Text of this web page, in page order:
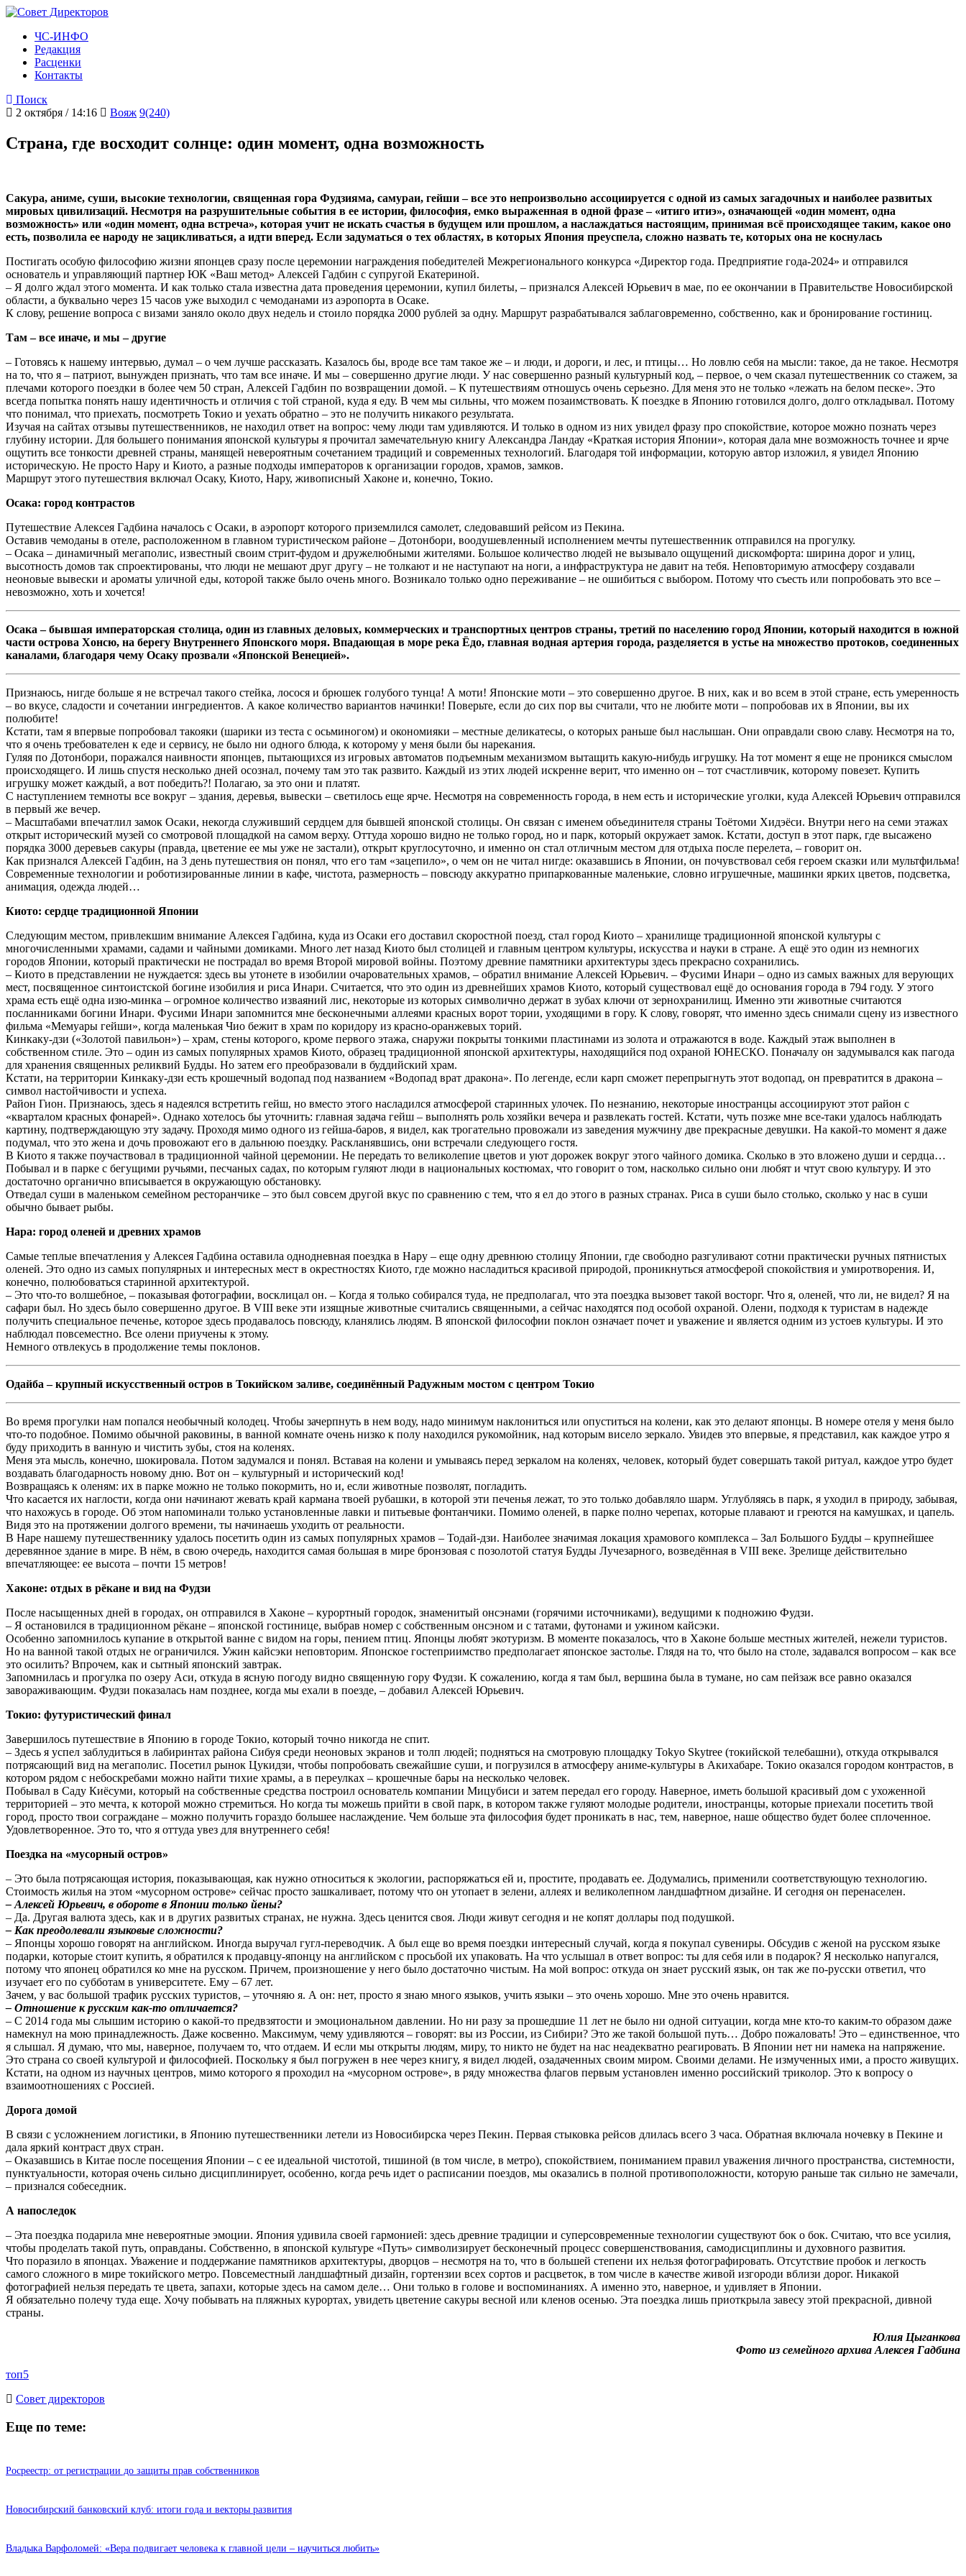
ЧС-ИНФО
Редакция
Расценки
Контакты
Поиск
2 октября / 14:16
Вояж 9(240)
Страна, где восходит солнце: один момент, одна возможность
Сакура, аниме, суши, высокие технологии, священная гора Фудзияма, самураи, гейши – все это непроизвольно ассоциируется с одной из самых загадочных и наиболее развитых
мировых цивилизаций. Несмотря на разрушительные события в ее истории, философия, емко выраженная в одной фразе – «итиго итиэ», означающей «один момент, одна
возможность» или «один момент, одна встреча», которая учит не искать счастья в будущем или прошлом, а наслаждаться настоящим, принимая всё происходящее таким, какое оно
есть, позволила ее народу не зацикливаться, а идти вперед. Если задуматься о тех областях, в которых Япония преуспела, сложно назвать те, которых она не коснулась
Постигать особую философию жизни японцев сразу после церемонии награждения победителей Межрегионального конкурса «Директор года. Предприятие года-2024» и отправился
основатель и управляющий партнер ЮК «Ваш метод» Алексей Гадбин с супругой Екатериной.
– Я долго ждал этого момента. И как только стала известна дата проведения церемонии, купил билеты, – признался Алексей Юрьевич в мае, по ее окончании в Правительстве Новосибирской
области, а буквально через 15 часов уже выходил с чемоданами из аэропорта в Осаке.
К слову, решение вопроса с визами заняло около двух недель и стоило порядка 2000 рублей за одну. Маршрут разрабатывался заблаговременно, собственно, как и бронирование гостиниц.
Там – все иначе, и мы – другие
– Готовясь к нашему интервью, думал – о чем лучше рассказать. Казалось бы, вроде все там такое же – и люди, и дороги, и лес, и птицы… Но ловлю себя на мысли: такое, да не такое. Несмотря
на то, что я – патриот, вынужден признать, что там все иначе. И мы – совершенно другие люди. У нас совершенно разный культурный код, – первое, о чем сказал путешественник со стажем, за
плечами которого поездки в более чем 50 стран, Алексей Гадбин по возвращении домой. – К путешествиям отношусь очень серьезно. Для меня это не только «лежать на белом песке». Это
всегда попытка понять нашу идентичность и отличия с той страной, куда я еду. В чем мы сильны, что можем позаимствовать. К поездке в Японию готовился долго, долго откладывал. Потому
что понимал, что приехать, посмотреть Токио и уехать обратно – это не получить никакого результата.
Изучая на сайтах отзывы путешественников, не находил ответ на вопрос: чему люди там удивляются. И только в одном из них увидел фразу про спокойствие, которое можно познать через
глубину истории. Для большего понимания японской культуры я прочитал замечательную книгу Александра Ландау «Краткая история Японии», которая дала мне возможность точнее и ярче
ощутить все тонкости древней страны, манящей невероятным сочетанием традиций и современных технологий. Благодаря той информации, которую автор изложил, я увидел Японию
историческую. Не просто Нару и Киото, а разные подходы императоров к организации городов, храмов, замков.
Маршрут этого путешествия включал Осаку, Киото, Нару, живописный Хаконе и, конечно, Токио.
Осака: город контрастов
Путешествие Алексея Гадбина началось с Осаки, в аэропорт которого приземлился самолет, следовавший рейсом из Пекина.
Оставив чемоданы в отеле, расположенном в главном туристическом районе – Дотонбори, воодушевленный исполнением мечты путешественник отправился на прогулку.
– Осака – динамичный мегаполис, известный своим стрит-фудом и дружелюбными жителями. Большое количество людей не вызывало ощущений дискомфорта: ширина дорог и улиц,
высотность домов так спроектированы, что люди не мешают друг другу – не толкают и не наступают на ноги, а инфраструктура не давит на тебя. Неповторимую атмосферу создавали
неоновые вывески и ароматы уличной еды, которой также было очень много. Возникало только одно переживание – не ошибиться с выбором. Потому что съесть или попробовать это все –
невозможно, хоть и хочется!
Осака – бывшая императорская столица, один из главных деловых, коммерческих и транспортных центров страны, третий по населению город Японии, который находится в южной
части острова Хонсю, на берегу Внутреннего Японского моря. Впадающая в море река Ёдо, главная водная артерия города, разделяется в устье на множество протоков, соединенных
каналами, благодаря чему Осаку прозвали «Японской Венецией».
Признаюсь, нигде больше я не встречал такого стейка, лосося и брюшек голубого тунца! А моти! Японские моти – это совершенно другое. В них, как и во всем в этой стране, есть умеренность
– во вкусе, сладости и сочетании ингредиентов. А какое количество вариантов начинки! Поверьте, если до сих пор вы считали, что не любите моти – попробовав их в Японии, вы их
полюбите!
Кстати, там я впервые попробовал такояки (шарики из теста с осьминогом) и окономияки – местные деликатесы, о которых раньше был наслышан. Они оправдали свою славу. Несмотря на то,
что я очень требователен к еде и сервису, не было ни одного блюда, к которому у меня были бы нарекания.
Гуляя по Дотонбори, поражался наивности японцев, пытающихся из игровых автоматов подъемным механизмом вытащить какую-нибудь игрушку. На тот момент я еще не проникся смыслом
происходящего. И лишь спустя несколько дней осознал, почему там это так развито. Каждый из этих людей искренне верит, что именно он – тот счастливчик, которому повезет. Купить
игрушку может каждый, а вот победить?! Полагаю, за это они и платят.
С наступлением темноты все вокруг – здания, деревья, вывески – светилось еще ярче. Несмотря на современность города, в нем есть и исторические уголки, куда Алексей Юрьевич отправился
в первый же вечер.
– Масштабами впечатлил замок Осаки, некогда служивший сердцем для бывшей японской столицы. Он связан с именем объединителя страны Тоётоми Хидэёси. Внутри него на семи этажах
открыт исторический музей со смотровой площадкой на самом верху. Оттуда хорошо видно не только город, но и парк, который окружает замок. Кстати, доступ в этот парк, где высажено
порядка 3000 деревьев сакуры (правда, цветение ее мы уже не застали), открыт круглосуточно, и именно он стал отличным местом для отдыха после перелета, – говорит он.
Как признался Алексей Гадбин, на 3 день путешествия он понял, что его там «зацепило», о чем он не читал нигде: оказавшись в Японии, он почувствовал себя героем сказки или мультфильма!
Современные технологии и роботизированные линии в кафе, чистота, размерность – повсюду аккуратно припаркованные маленькие, словно игрушечные, машинки ярких цветов, подсветка,
анимация, одежда людей…
Киото: сердце традиционной Японии
Следующим местом, привлекшим внимание Алексея Гадбина, куда из Осаки его доставил скоростной поезд, стал город Киото – хранилище традиционной японской культуры с
многочисленными храмами, садами и чайными домиками. Много лет назад Киото был столицей и главным центром культуры, искусства и науки в стране. А ещё это один из немногих
городов Японии, который практически не пострадал во время Второй мировой войны. Поэтому древние памятники архитектуры здесь прекрасно сохранились.
– Киото в представлении не нуждается: здесь вы утонете в изобилии очаровательных храмов, – обратил внимание Алексей Юрьевич. – Фусими Инари – одно из самых важных для верующих
мест, посвященное синтоистской богине изобилия и риса Инари. Считается, что это один из древнейших храмов Киото, который существовал ещё до основания города в 794 году. У этого
храма есть ещё одна изю-минка – огромное количество изваяний лис, некоторые из которых символично держат в зубах ключи от зернохранилищ. Именно эти животные считаются
посланниками богини Инари. Фусими Инари запомнится мне бесконечными аллеями красных ворот тории, уходящими в гору. К слову, говорят, что именно здесь снимали сцену из известного
фильма «Мемуары гейши», когда маленькая Чио бежит в храм по коридору из красно-оранжевых торий.
Кинкаку-дзи («Золотой павильон») – храм, стены которого, кроме первого этажа, снаружи покрыты тонкими пластинами из золота и отражаются в воде. Каждый этаж выполнен в
собственном стиле. Это – один из самых популярных храмов Киото, образец традиционной японской архитектуры, находящийся под охраной ЮНЕСКО. Поначалу он задумывался как пагода
для хранения священных реликвий Будды. Но затем его преобразовали в буддийский храм.
Кстати, на территории Кинкаку-дзи есть крошечный водопад под названием «Водопад врат дракона». По легенде, если карп сможет перепрыгнуть этот водопад, он превратится в дракона –
символ настойчивости и успеха.
Район Гион. Признаюсь, здесь я надеялся встретить гейш, но вместо этого насладился атмосферой старинных улочек. По незнанию, некоторые иностранцы ассоциируют этот район с
«кварталом красных фонарей». Однако хотелось бы уточнить: главная задача гейш – выполнять роль хозяйки вечера и развлекать гостей. Кстати, чуть позже мне все-таки удалось наблюдать
картину, подтверждающую эту задачу. Проходя мимо одного из гейша-баров, я видел, как трогательно провожали из заведения мужчину две прекрасные девушки. На какой-то момент я даже
подумал, что это жена и дочь провожают его в дальнюю поездку. Раскланявшись, они встречали следующего гостя.
В Киото я также поучаствовал в традиционной чайной церемонии. Не передать то великолепие цветов и уют дорожек вокруг этого чайного домика. Сколько в это вложено души и сердца…
Побывал и в парке с бегущими ручьями, песчаных садах, по которым гуляют люди в национальных костюмах, что говорит о том, насколько сильно они любят и чтут свою культуру. И это
достаточно органично вписывается в окружающую обстановку.
Отведал суши в маленьком семейном ресторанчике – это был совсем другой вкус по сравнению с тем, что я ел до этого в разных странах. Риса в суши было столько, сколько у нас в суши
обычно бывает рыбы.
Нара: город оленей и древних храмов
Самые теплые впечатления у Алексея Гадбина оставила однодневная поездка в Нару – еще одну древнюю столицу Японии, где свободно разгуливают сотни практически ручных пятнистых
оленей. Это одно из самых популярных и интересных мест в окрестностях Киото, где можно насладиться красивой природой, проникнуться атмосферой спокойствия и умиротворения. И,
конечно, полюбоваться старинной архитектурой.
– Это что-то волшебное, – показывая фотографии, восклицал он. – Когда я только собирался туда, не предполагал, что эта поездка вызовет такой восторг. Что я, оленей, что ли, не видел? Я на
сафари был. Но здесь было совершенно другое. В VIII веке эти изящные животные считались священными, а сейчас находятся под особой охраной. Олени, подходя к туристам в надежде
получить специальное печенье, которое здесь продавалось повсюду, кланялись людям. В японской философии поклон означает почет и уважение и является одним из устоев культуры. И это
наблюдал повсеместно. Все олени приучены к этому.
Немного отвлекусь в продолжение темы поклонов.
Одайба – крупный искусственный остров в Токийском заливе, соединённый Радужным мостом с центром Токио
Во время прогулки нам попался необычный колодец. Чтобы зачерпнуть в нем воду, надо минимум наклониться или опуститься на колени, как это делают японцы. В номере отеля у меня было
что-то подобное. Помимо обычной раковины, в ванной комнате очень низко к полу находился рукомойник, над которым висело зеркало. Увидев это впервые, я представил, как каждое утро я
буду приходить в ванную и чистить зубы, стоя на коленях.
Меня эта мысль, конечно, шокировала. Потом задумался и понял. Вставая на колени и умываясь перед зеркалом на коленях, человек, который будет совершать такой ритуал, каждое утро будет
воздавать благодарность новому дню. Вот он – культурный и исторический код!
Возвращаясь к оленям: их в парке можно не только покормить, но и, если животные позволят, погладить.
Что касается их наглости, когда они начинают жевать край кармана твоей рубашки, в которой эти печенья лежат, то это только добавляло шарм. Углубляясь в парк, я уходил в природу, забывая,
что нахожусь в городе. Об этом напоминали только установленные лавки и питьевые фонтанчики. Помимо оленей, в парке полно черепах, которые плавают и греются на камушках, и цапель.
Видя это на протяжении долгого времени, ты начинаешь уходить от реальности.
В Наре нашему путешественнику удалось посетить один из самых популярных храмов – Тодай-дзи. Наиболее значимая локация храмового комплекса – Зал Большого Будды – крупнейшее
деревянное здание в мире. В нём, в свою очередь, находится самая большая в мире бронзовая с позолотой статуя Будды Лучезарного, возведённая в VIII веке. Зрелище действительно
впечатляющее: ее высота – почти 15 метров!
Хаконе: отдых в рёкане и вид на Фудзи
После насыщенных дней в городах, он отправился в Хаконе – курортный городок, знаменитый онсэнами (горячими источниками), ведущими к подножию Фудзи.
– Я остановился в традиционном рёкане – японской гостинице, выбрав номер с собственным онсэном и с татами, футонами и ужином кайсэки.
Особенно запомнилось купание в открытой ванне с видом на горы, пением птиц. Японцы любят экотуризм. В моменте показалось, что в Хаконе больше местных жителей, нежели туристов.
Но на ванной такой отдых не ограничился. Ужин кайсэки неповторим. Японское гостеприимство предполагает японское застолье. Глядя на то, что было на столе, задавался вопросом – как все
это осилить? Впрочем, как и сытный японский завтрак.
Запомнилась и прогулка по озеру Аси, откуда в ясную погоду видно священную гору Фудзи. К сожалению, когда я там был, вершина была в тумане, но сам пейзаж все равно оказался
завораживающим. Фудзи показалась нам позднее, когда мы ехали в поезде, – добавил Алексей Юрьевич.
Токио: футуристический финал
Завершилось путешествие в Японию в городе Токио, который точно никогда не спит.
– Здесь я успел заблудиться в лабиринтах района Сибуя среди неоновых экранов и толп людей; подняться на смотровую площадку Tokyo Skytree (токийской телебашни), откуда открывался
потрясающий вид на мегаполис. Посетил рынок Цукидзи, чтобы попробовать свежайшие суши, и погрузился в атмосферу аниме-культуры в Акихабаре. Токио оказался городом контрастов, в
котором рядом с небоскребами можно найти тихие храмы, а в переулках – крошечные бары на несколько человек.
Побывал в Саду Киёсуми, который на собственные средства построил основатель компании Мицубиси и затем передал его городу. Наверное, иметь большой красивый дом с ухоженной
территорией – это мечта, к которой можно стремиться. Но когда ты можешь прийти в свой парк, в котором также гуляют молодые родители, иностранцы, которые приехали посетить твой
город, просто твои сограждане – можно получить гораздо большее наслаждение. Чем больше эта философия будет проникать в нас, тем, наверное, наше общество будет более сплоченное.
Удовлетворенное. Это то, что я оттуда увез для внутреннего себя!
Поездка на «мусорный остров»
– Это была потрясающая история, показывающая, как нужно относиться к экологии, распоряжаться ей и, простите, продавать ее. Додумались, применили соответствующую технологию.
Стоимость жилья на этом «мусорном острове» сейчас просто зашкаливает, потому что он утопает в зелени, аллеях и великолепном ландшафтном дизайне. И сегодня он перенаселен.
– Алексей Юрьевич, в обороте в Японии только йены?
– Да. Другая валюта здесь, как и в других развитых странах, не нужна. Здесь ценится своя. Люди живут сегодня и не копят доллары под подушкой.
– Как преодолевали языковые сложности?
– Японцы хорошо говорят на английском. Иногда выручал гугл-переводчик. А был еще во время поездки интересный случай, когда я покупал сувениры. Обсудив с женой на русском языке
подарки, которые стоит купить, я обратился к продавцу-японцу на английском с просьбой их упаковать. На что услышал в ответ вопрос: ты для себя или в подарок? Я несколько напугался,
потому что японец обратился ко мне на русском. Причем, произношение у него было достаточно чистым. На мой вопрос: откуда он знает русский язык, он так же по-русски ответил, что
изучает его по субботам в университете. Ему – 67 лет.
Зачем, у вас большой трафик русских туристов, – уточняю я. А он: нет, просто я знаю много языков, учить языки – это очень хорошо. Мне это очень нравится.
– Отношение к русским как-то отличается?
– С 2014 года мы слышим историю о какой-то предвзятости и эмоциональном давлении. Но ни разу за прошедшие 11 лет не было ни одной ситуации, когда мне кто-то каким-то образом даже
намекнул на мою принадлежность. Даже косвенно. Максимум, чему удивляются – говорят: вы из России, из Сибири? Это же такой большой путь… Добро пожаловать! Это – единственное, что
я слышал. Я думаю, что мы, наверное, получаем то, что отдаем. И если мы открыты людям, миру, то никто не будет на нас неадекватно реагировать. В Японии нет ни намека на напряжение.
Это страна со своей культурой и философией. Поскольку я был погружен в нее через книгу, я видел людей, озадаченных своим миром. Своими делами. Не измученных ими, а просто живущих.
Кстати, на одном из научных центров, мимо которого я проходил на «мусорном острове», в ряду множества флагов первым установлен именно российский триколор. Это к вопросу о
взаимоотношениях с Россией.
Дорога домой
В связи с усложнением логистики, в Японию путешественники летели из Новосибирска через Пекин. Первая стыковка рейсов длилась всего 3 часа. Обратная включала ночевку в Пекине и
дала яркий контраст двух стран.
– Оказавшись в Китае после посещения Японии – с ее идеальной чистотой, тишиной (в том числе, в метро), спокойствием, пониманием правил уважения личного пространства, системности,
пунктуальности, которая очень сильно дисциплинирует, особенно, когда речь идет о расписании поездов, мы оказались в полной противоположности, которую раньше так сильно не замечали,
– признался собеседник.
А напоследок
– Эта поездка подарила мне невероятные эмоции. Япония удивила своей гармонией: здесь древние традиции и суперсовременные технологии существуют бок о бок. Считаю, что все усилия,
чтобы проделать такой путь, оправданы. Собственно, в японской культуре «Путь» символизирует бесконечный процесс совершенствования, самодисциплины и духовного развития.
Что поразило в японцах. Уважение и поддержание памятников архитектуры, дворцов – несмотря на то, что в большей степени их нельзя фотографировать. Отсутствие пробок и легкость
самого сложного в мире токийского метро. Повсеместный ландшафтный дизайн, гортензии всех сортов и расцветок, в том числе в качестве живой изгороди вблизи дорог. Никакой
фотографией нельзя передать те цвета, запахи, которые здесь на самом деле… Они только в голове и воспоминаниях. А именно это, наверное, и удивляет в Японии.
Я обязательно полечу туда еще. Хочу побывать на пляжных курортах, увидеть цветение сакуры весной или кленов осенью. Эта поездка лишь приоткрыла завесу этой прекрасной, дивной
страны.
Юлия Цыганкова
Фото из семейного архива Алексея Гадбина
топ5
Cовет директоров
Еще по теме:
Росреестр: от регистрации до защиты прав собственников
Новосибирский банковский клуб: итоги года и векторы развития
Владыка Варфоломей: «Вера подвигает человека к главной цели – научиться любить»